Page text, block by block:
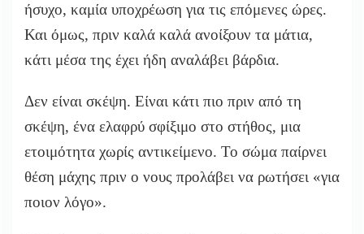
ήσυχο, καμία υποχρέωση για τις επόμενες ώρες.
Και όμως, πριν καλά καλά ανοίξουν τα μάτια,
κάτι μέσα της έχει ήδη αναλάβει βάρδια.
Δεν είναι σκέψη. Είναι κάτι πιο πριν από τη
σκέψη, ένα ελαφρύ σφίξιμο στο στήθος, μια
ετοιμότητα χωρίς αντικείμενο. Το σώμα παίρνει
θέση μάχης πριν ο νους προλάβει να ρωτήσει «για
ποιον λόγο».